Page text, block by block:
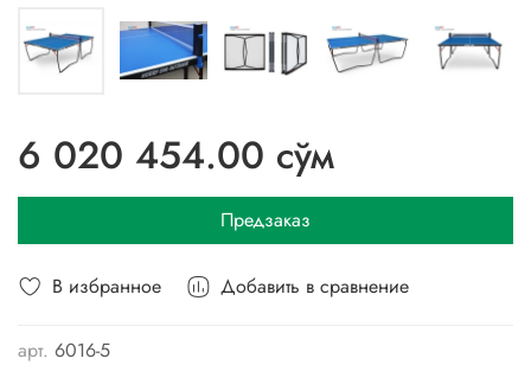
В избранное Добавить в сравнение
арт. 6016-5
6 020 454.00 сўм
Предзаказ